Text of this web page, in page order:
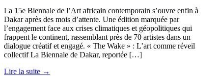
La 15e Biennale de l’Art africain contemporain s’ouvre enfin à
Dakar après des mois d’attente. Une édition marquée par
l’engagement face aux crises climatiques et géopolitiques qui
frappent le continent, rassemblant près de 70 artistes dans un
dialogue créatif et engagé. « The Wake » : L’art comme réveil
collectif La Biennale de Dakar, reportée […]
Lire la suite →